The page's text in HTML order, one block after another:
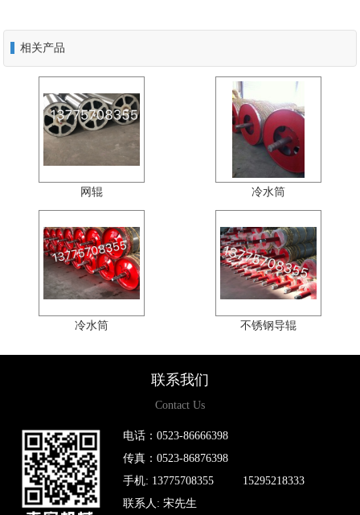
相关产品
网辊 冷水筒
冷水筒 不锈钢导辊
联系我们
Contact Us
电话：0523-86666398
传真：0523-86876398
手机: 13775708355 15295218333
联系人: 宋先生